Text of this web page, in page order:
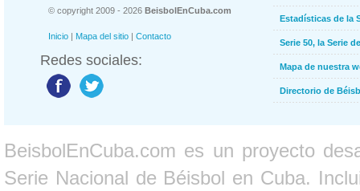
© copyright 2009 - 2026 BeisbolEnCuba.com
Inicio | Mapa del sitio | Contacto
Redes sociales:
Estadísticas de la
Serie 50, la Serie
Mapa de nuestra
Directorio de
BeisbolEnCuba.com es un proyecto
Serie Nacional de Béisbol en Cuba.